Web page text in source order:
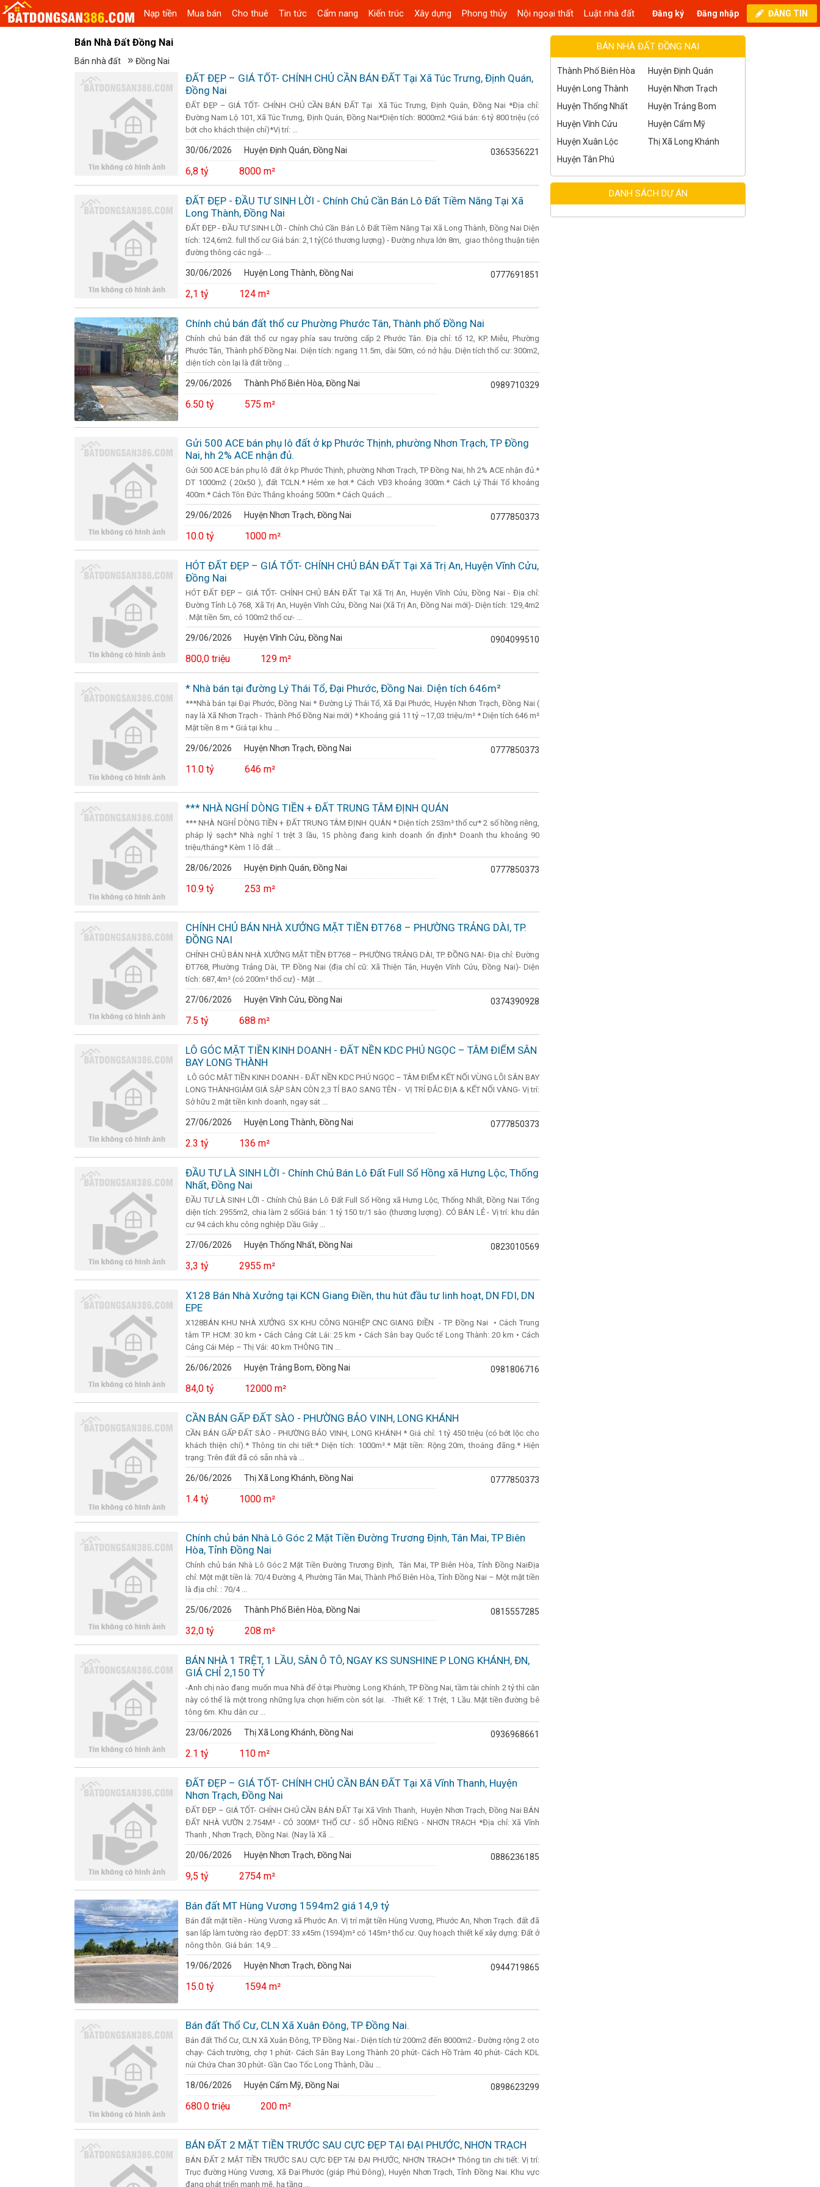
Nạp tiền Mua bán Cho thuê Tin tức Cẩm nang Kiến trúc Xây dựng Phong thủy Nội ngoại thất Luật nhà đất ĐĂNG TIN
Đăng nhập
Đăng ký
Bán Nhà Đất Đồng Nai
Bán nhà đất Đồng Nai
ĐẤT ĐẸP – GIÁ TỐT- CHÍNH CHỦ CẦN BÁN ĐẤT Tại Xã Túc Trưng, Định Quán,
Đồng Nai
ĐẤT ĐẸP – GIÁ TỐT- CHÍNH CHỦ CẦN BÁN ĐẤT Tại Xã Túc Trưng, Định Quán, Đồng Nai *Địa chỉ:
Đường Nam Lộ 101, Xã Túc Trưng, Định Quán, Đồng Nai*Diện tích: 8000m2.*Giá bán: 6 tỷ 800 triệu (có
bớt cho khách thiện chí)*Vị trí: ...
30/06/2026 Huyện Định Quán, Đồng Nai
6,8 tỷ 8000 m²
0365356221
ĐẤT ĐẸP - ĐẦU TƯ SINH LỜI - Chính Chủ Cần Bán Lô Đất Tiềm Năng Tại Xã
Long Thành, Đồng Nai
ĐẤT ĐẸP - ĐẦU TƯ SINH LỜI - Chính Chủ Cần Bán Lô Đất Tiềm Năng Tại Xã Long Thành, Đồng Nai Diện
tích: 124,6m2. full thổ cư Giá bán: 2,1 tỷ(Có thương lượng) - Đường nhựa lớn 8m, giao thông thuận tiện
đường thông các ngả- ...
30/06/2026 Huyện Long Thành, Đồng Nai
2,1 tỷ 124 m²
0777691851
Chính chủ bán đất thổ cư Phường Phước Tân, Thành phố Đồng Nai
Chính chủ bán đất thổ cư ngay phía sau trường cấp 2 Phước Tân. Địa chỉ: tổ 12, KP. Miễu, Phường
Phước Tân, Thành phố Đồng Nai. Diện tích: ngang 11.5m, dài 50m, có nở hậu. Diện tích thổ cư: 300m2,
diện tích còn lại là đất trồng ...
29/06/2026 Thành Phố Biên Hòa, Đồng Nai
6.50 tỷ 575 m²
0989710329
Gửi 500 ACE bán phụ lô đất ở kp Phước Thịnh, phường Nhơn Trạch, TP Đồng
Nai, hh 2% ACE nhận đủ.
Gửi 500 ACE bán phụ lô đất ở kp Phước Thịnh, phường Nhơn Trạch, TP Đồng Nai, hh 2% ACE nhận đủ.*
DT 1000m2 ( 20x50 ), đất TCLN.* Hẻm xe hơi.* Cách VĐ3 khoảng 300m.* Cách Lý Thái Tổ khoảng
400m.* Cách Tôn Đức Thắng khoảng 500m.* Cách Quách ...
29/06/2026 Huyện Nhơn Trạch, Đồng Nai
10.0 tỷ 1000 m²
0777850373
HÓT ĐẤT ĐẸP – GIÁ TỐT- CHÍNH CHỦ BÁN ĐẤT Tại Xã Trị An, Huyện Vĩnh Cửu,
Đồng Nai
HÓT ĐẤT ĐẸP – GIÁ TỐT- CHÍNH CHỦ BÁN ĐẤT Tại Xã Trị An, Huyện Vĩnh Cửu, Đồng Nai - Địa chỉ:
Đường Tỉnh Lộ 768, Xã Trị An, Huyện Vĩnh Cửu, Đồng Nai (Xã Trị An, Đồng Nai mới)- Diện tích: 129,4m2
. Mặt tiền 5m, có 100m2 thổ cư- ...
29/06/2026 Huyện Vĩnh Cửu, Đồng Nai
800,0 triệu 129 m²
0904099510
* Nhà bán tại đường Lý Thái Tổ, Đại Phước, Đồng Nai. Diện tích 646m²
***Nhà bán tại Đại Phước, Đồng Nai * Đường Lý Thái Tổ, Xã Đại Phước, Huyện Nhơn Trạch, Đồng Nai (
nay là Xã Nhơn Trạch - Thành Phố Đồng Nai mới) * Khoảng giá 11 tỷ ~17,03 triệu/m² * Diện tích 646 m²
Mặt tiền 8 m * Giá tại khu ...
29/06/2026 Huyện Nhơn Trạch, Đồng Nai
11.0 tỷ 646 m²
0777850373
*** NHÀ NGHỈ DÒNG TIỀN + ĐẤT TRUNG TÂM ĐỊNH QUÁN
*** NHÀ NGHỈ DÒNG TIỀN + ĐẤT TRUNG TÂM ĐỊNH QUÁN * Diện tích 253m² thổ cư* 2 sổ hồng riêng,
pháp lý sạch* Nhà nghỉ 1 trệt 3 lầu, 15 phòng đang kinh doanh ổn định* Doanh thu khoảng 90
triệu/tháng* Kèm 1 lô đất ...
28/06/2026 Huyện Định Quán, Đồng Nai
10.9 tỷ 253 m²
0777850373
CHÍNH CHỦ BÁN NHÀ XƯỞNG MẶT TIỀN ĐT768 – PHƯỜNG TRẢNG DÀI, TP.
ĐỒNG NAI
CHÍNH CHỦ BÁN NHÀ XƯỞNG MẶT TIỀN ĐT768 – PHƯỜNG TRẢNG DÀI, TP. ĐỒNG NAI- Địa chỉ: Đường
ĐT768, Phường Trảng Dài, TP. Đồng Nai (địa chỉ cũ: Xã Thiện Tân, Huyện Vĩnh Cửu, Đồng Nai)- Diện
tích: 687,4m² (có 200m² thổ cư) - Mặt ...
27/06/2026 Huyện Vĩnh Cửu, Đồng Nai
7.5 tỷ 688 m²
0374390928
LÔ GÓC MẶT TIỀN KINH DOANH - ĐẤT NỀN KDC PHÚ NGỌC – TÂM ĐIỂM SÂN
BAY LONG THÀNH
LÔ GÓC MẶT TIỀN KINH DOANH - ĐẤT NỀN KDC PHÚ NGỌC – TÂM ĐIỂM KẾT NỐI VÙNG LÕI SÂN BAY
LONG THÀNHGIẢM GIÁ SẬP SÀN CÒN 2,3 TỈ BAO SANG TÊN - VỊ TRÍ ĐẮC ĐỊA & KẾT NỐI VÀNG- Vị trí:
Sở hữu 2 mặt tiền kinh doanh, ngay sát ...
27/06/2026 Huyện Long Thành, Đồng Nai
2.3 tỷ 136 m²
0777850373
ĐẦU TƯ LÀ SINH LỜI - Chính Chủ Bán Lô Đất Full Sổ Hồng xã Hưng Lộc, Thống
Nhất, Đồng Nai
ĐẦU TƯ LÀ SINH LỜI - Chính Chủ Bán Lô Đất Full Sổ Hồng xã Hưng Lộc, Thống Nhất, Đồng Nai Tổng
diện tích: 2955m2, chia làm 2 sổGiá bán: 1 tỷ 150 tr/1 sào (thương lượng). CÓ BÁN LẺ - Vị trí: khu dân
cư 94 cách khu công nghiệp Dầu Giây ...
27/06/2026 Huyện Thống Nhất, Đồng Nai
3,3 tỷ 2955 m²
0823010569
X128 Bán Nhà Xưởng tại KCN Giang Điền, thu hút đầu tư linh hoạt, DN FDI, DN
EPE
X128BÁN KHU NHÀ XƯỞNG SX KHU CÔNG NGHIỆP CNC GIANG ĐIỀN - TP. Đồng Nai • Cách Trung
tâm TP. HCM: 30 km • Cách Cảng Cát Lái: 25 km • Cách Sân bay Quốc tế Long Thành: 20 km • Cách
Cảng Cái Mép – Thị Vải: 40 km THÔNG TIN ...
26/06/2026 Huyện Trảng Bom, Đồng Nai
84,0 tỷ 12000 m²
0981806716
CẦN BÁN GẤP ĐẤT SÀO - PHƯỜNG BẢO VINH, LONG KHÁNH
CẦN BÁN GẤP ĐẤT SÀO - PHƯỜNG BẢO VINH, LONG KHÁNH * Giá chỉ: 1 tỷ 450 triệu (có bớt lộc cho
khách thiện chí).* Thông tin chi tiết:* Diện tích: 1000m².* Mặt tiền: Rộng 20m, thoáng đãng.* Hiện
trạng: Trên đất đã có sẵn nhà và ...
26/06/2026 Thị Xã Long Khánh, Đồng Nai
1.4 tỷ 1000 m²
0777850373
Chính chủ bán Nhà Lô Góc 2 Mặt Tiền Đường Trương Định, Tân Mai, TP Biên
Hòa, Tỉnh Đồng Nai
Chính chủ bán Nhà Lô Góc 2 Mặt Tiền Đường Trương Định, Tân Mai, TP Biên Hòa, Tỉnh Đồng NaiĐịa
chỉ: Một mặt tiền là: 70/4 Đường 4, Phường Tân Mai, Thành Phố Biên Hòa, Tỉnh Đồng Nai – Một mặt tiền
là địa chỉ: : 70/4 ...
25/06/2026 Thành Phố Biên Hòa, Đồng Nai
32,0 tỷ 208 m²
0815557285
BÁN NHÀ 1 TRỆT, 1 LẦU, SÂN Ô TÔ, NGAY KS SUNSHINE P LONG KHÁNH, ĐN,
GIÁ CHỈ 2,150 TỶ
-Anh chị nào đang muốn mua Nhà để ở tại Phường Long Khánh, TP Đồng Nai, tầm tài chính 2 tỷ thì căn
này có thể là một trong những lựa chọn hiếm còn sót lại. -Thiết Kế: 1 Trệt, 1 Lầu. Mặt tiền đường bê
tông 6m. Khu dân cư ...
23/06/2026 Thị Xã Long Khánh, Đồng Nai
2.1 tỷ 110 m²
0936968661
ĐẤT ĐẸP – GIÁ TỐT- CHÍNH CHỦ CẦN BÁN ĐẤT Tại Xã Vĩnh Thanh, Huyện
Nhơn Trạch, Đồng Nai
ĐẤT ĐẸP – GIÁ TỐT- CHÍNH CHỦ CẦN BÁN ĐẤT Tại Xã Vĩnh Thanh, Huyện Nhơn Trạch, Đồng Nai BÁN
ĐẤT NHÀ VƯỜN 2.754M² - CÓ 300M² THỔ CƯ - SỔ HỒNG RIÊNG - NHƠN TRẠCH *Địa chỉ: Xã Vĩnh
Thanh , Nhơn Trạch, Đồng Nai. (Nay là Xã ...
20/06/2026 Huyện Nhơn Trạch, Đồng Nai
9,5 tỷ 2754 m²
0886236185
Bán đất MT Hùng Vương 1594m2 giá 14,9 tỷ
Bán đất mặt tiền - Hùng Vương xã Phước An. Vị trí mặt tiền Hùng Vương, Phước An, Nhơn Trạch. đất đã
san lấp làm tường rào đẹpDT: 33 x45m (1594)m² có 145m² thổ cư. Quy hoạch thiết kế xây dựng: Đất ở
nông thôn. Giá bán: 14,9 ...
19/06/2026 Huyện Nhơn Trạch, Đồng Nai
15.0 tỷ 1594 m²
0944719865
Bán đất Thổ Cư, CLN Xã Xuân Đông, TP Đồng Nai.
Bán đất Thổ Cư, CLN Xã Xuân Đông, TP Đồng Nai.- Diện tích từ 200m2 đến 8000m2.- Đường rộng 2 oto
chạy- Cách trường, chợ 1 phút- Cách Sân Bay Long Thành 20 phút- Cách Hồ Tràm 40 phút- Cách KDL
núi Chứa Chan 30 phút- Gần Cao Tốc Long Thành, Dầu ...
18/06/2026 Huyện Cẩm Mỹ, Đồng Nai
680.0 triệu 200 m²
0898623299
BÁN ĐẤT 2 MẶT TIỀN TRƯỚC SAU CỰC ĐẸP TẠI ĐẠI PHƯỚC, NHƠN TRẠCH
BÁN ĐẤT 2 MẶT TIỀN TRƯỚC SAU CỰC ĐẸP TẠI ĐẠI PHƯỚC, NHƠN TRẠCH* Thông tin chi tiết: Vị trí:
Trục đường Hùng Vương, Xã Đại Phước (giáp Phú Đông), Huyện Nhơn Trạch, Tỉnh Đồng Nai. Khu vực
đang phát triển mạnh mẽ, hạ tầng ...
BÁN NHÀ ĐẤT ĐỒNG NAI
Thành Phố Biên Hòa
Huyện Định Quán
Huyện Long Thành
Huyện Nhơn Trạch
Huyện Thống Nhất
Huyện Trảng Bom
Huyện Vĩnh Cửu
Huyện Cẩm Mỹ
Huyện Xuân Lộc
Thị Xã Long Khánh
Huyện Tân Phú
DANH SÁCH DỰ ÁN